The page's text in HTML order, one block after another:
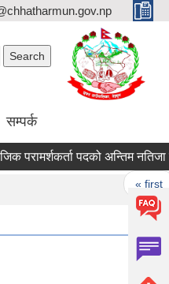
सम्पर्क
पदको अन्तिम नतिजा
« first